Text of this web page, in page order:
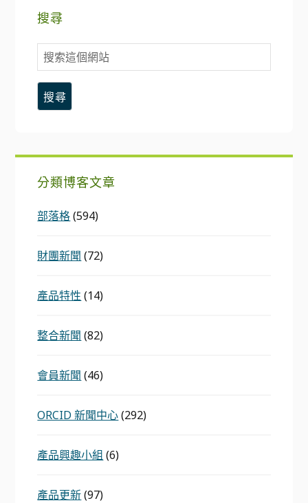
搜尋
搜
索
這
個
分類博客文章
部落格(594)
財團新聞 (72)
產品特性 (14)
整合新聞 (82)
會員新聞 (46)
ORCID 新聞中心(292)
產品興趣小組 (6)
產品更新(97)